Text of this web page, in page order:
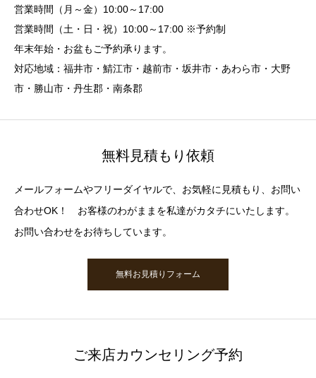
営業時間（月～金）10:00～17:00
営業時間（土・日・祝）10:00～17:00 ※予約制
年末年始・お盆もご予約承ります。
対応地域：福井市・鯖江市・越前市・坂井市・あわら市・大野
市・勝山市・丹生郡・南条郡
無料見積もり依頼
メールフォームやフリーダイヤルで、お気軽に見積もり、お問い
合わせOK！ お客様のわがままを私達がカタチにいたします。
お問い合わせをお待ちしています。
無料お見積りフォーム
ご来店カウンセリング予約